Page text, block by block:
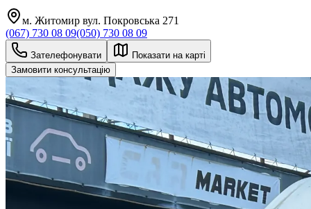
м. Житомир вул. Покровська 271
(067) 730 08 09(050) 730 08 09
Зателефонувати
Показати на карті
Замовити консультацію